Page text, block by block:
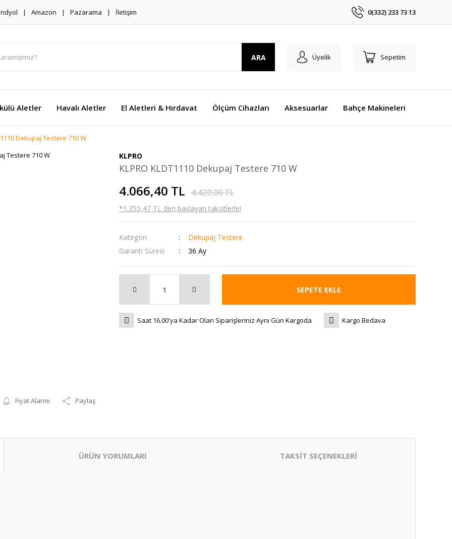
Amazon Pazarama İletişim 0(332) 233 73 13
ARA Üyelik Sepetim
Aletler Havalı Aletler El Aletleri & Hırdavat Ölçüm Cihazları Aksesuarlar Bahçe Makineleri
Dekupaj Testere 710 W
Fiyat Alarmı Paylaş
KLPRO
KLPRO KLDT1110 Dekupaj Testere 710 W
4.066,40 TL 4.420,00 TL
*1.355,47 TL den başlayan taksitlerle!
Kategori
Dekupaj Testere
Garanti Süresi
36 Ay
SEPETE EKLE
Saat 16.00'ya Kadar Olan Siparişleriniz Aynı Gün Kargoda Kargo Bedava
ÜRÜN YORUMLARI TAKSİT SEÇENEKLERİ